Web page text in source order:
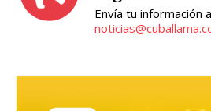
Envía tu información